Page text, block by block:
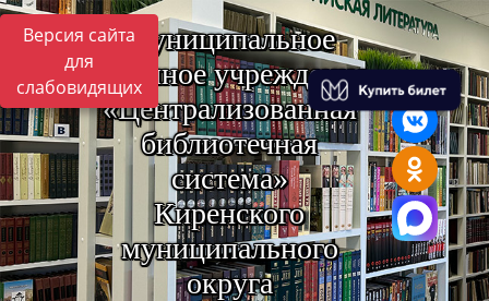
Версия сайта
для
слабовидящих
Муниципальное
казённое учреждение
«Централизованная
библиотечная
система»
Киренского
муниципального
округа